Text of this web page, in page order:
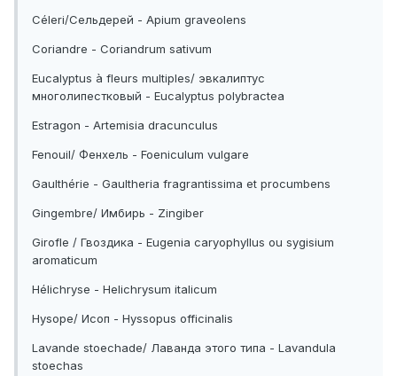
Céleri/Сельдерей - Apium graveolens
Coriandre - Coriandrum sativum
Eucalyptus à fleurs multiples/ эвкалиптус
многолипестковый - Eucalyptus polybractea
Estragon - Artemisia dracunculus
Fenouil/ Фенхель - Foeniculum vulgare
Gaulthérie - Gaultheria fragrantissima et procumbens
Gingembre/ Имбирь - Zingiber
Girofle / Гвоздика - Eugenia caryophyllus ou sygisium
aromaticum
Hélichryse - Helichrysum italicum
Hysope/ Исоп - Hyssopus officinalis
Lavande stoechade/ Лаванда этого типа - Lavandula
stoechas